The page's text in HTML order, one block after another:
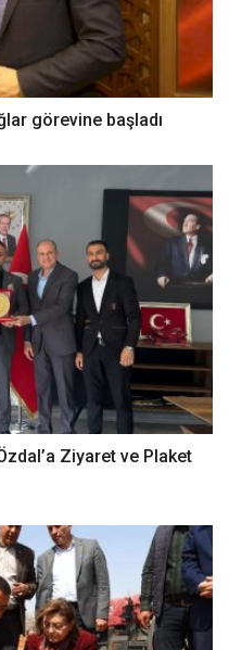
görevine başladı
Ziyaret ve Plaket